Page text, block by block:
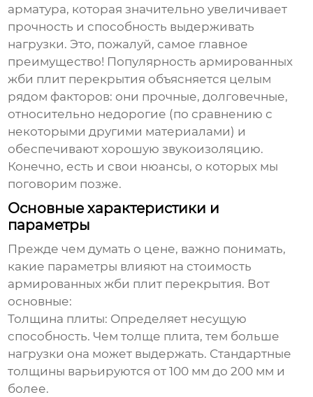
арматура, которая значительно увеличивает
прочность и способность выдерживать
нагрузки. Это, пожалуй, самое главное
преимущество! Популярность армированных
жби плит перекрытия объясняется целым
рядом факторов: они прочные, долговечные,
относительно недорогие (по сравнению с
некоторыми другими материалами) и
обеспечивают хорошую звукоизоляцию.
Конечно, есть и свои нюансы, о которых мы
поговорим позже.
Основные характеристики и
параметры
Прежде чем думать о цене, важно понимать,
какие параметры влияют на стоимость
армированных жби плит перекрытия. Вот
основные:
Толщина плиты: Определяет несущую
способность. Чем толще плита, тем больше
нагрузки она может выдержать. Стандартные
толщины варьируются от 100 мм до 200 мм и
более.